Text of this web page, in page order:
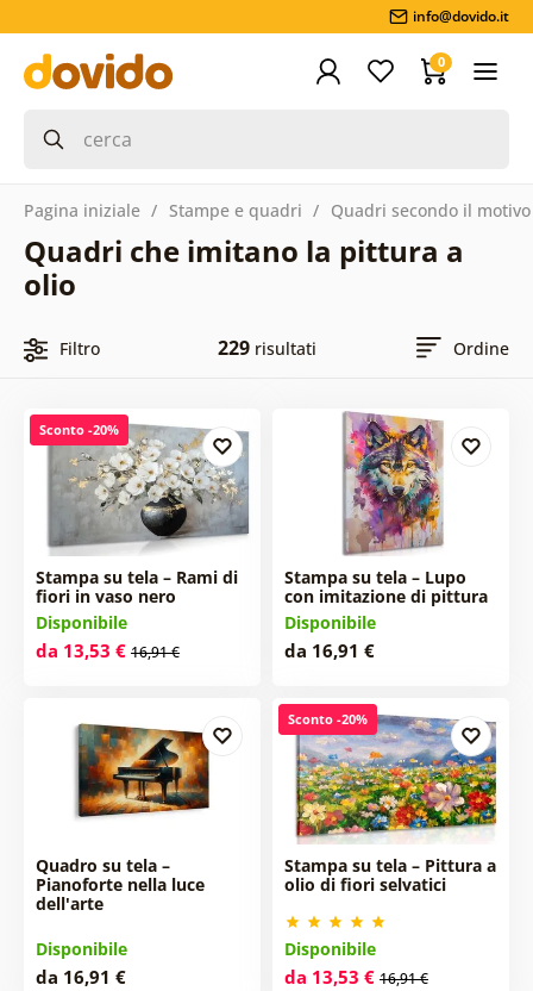
info@dovido.it
0
Pagina iniziale Stampe e quadri Quadri secondo il motivo
Quadri che imitano la pittura a
olio
Filtro 229risultati Ordine
Sconto -20%
Stampa su tela – Rami di
fiori in vaso nero
Disponibile
da 13,53 € 16,91 €
Stampa su tela – Lupo
con imitazione di pittura
Disponibile
da 16,91 €
Quadro su tela –
Pianoforte nella luce
dell'arte
Disponibile
da 16,91 €
Sconto -20%
Stampa su tela – Pittura a
olio di fiori selvatici
Disponibile
da 13,53 € 16,91 €